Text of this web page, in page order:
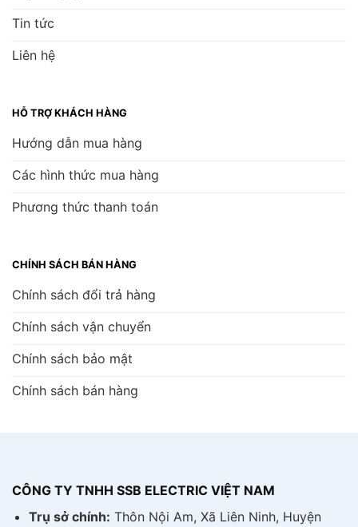
Tin tức
Liên hệ
HỖ TRỢ KHÁCH HÀNG
Hướng dẫn mua hàng
Các hình thức mua hàng
Phương thức thanh toán
CHÍNH SÁCH BÁN HÀNG
Chính sách đổi trả hàng
Chính sách vận chuyển
Chính sách bảo mật
Chính sách bán hàng
CÔNG TY TNHH SSB ELECTRIC VIỆT NAM
Trụ sở chính: Thôn Nội Am, Xã Liên Ninh, Huyện